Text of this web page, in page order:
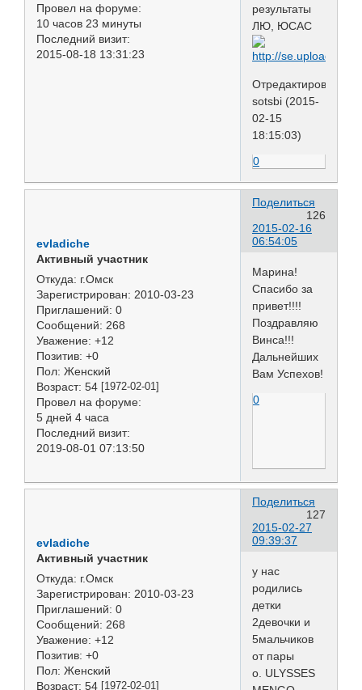
Провел на форуме:
10 часов 23 минуты
Последний визит:
2015-08-18 13:31:23
результаты
ЛЮ, ЮСАС
Отредактировано
sotsbi (2015-
02-15
18:15:03)
0
Поделиться
126
2015-02-16
06:54:05
evladiche
Активный участник
Откуда: г.Омск
Зарегистрирован: 2010-03-23
Приглашений: 0
Сообщений: 268
Уважение: +12
Позитив: +0
Пол: Женский
Возраст: 54 [1972-02-01]
Провел на форуме:
5 дней 4 часа
Последний визит:
2019-08-01 07:13:50
Марина!
Спасибо за
привет!!!!
Поздравляю
Винса!!!
Дальнейших
Вам Успехов!
0
Поделиться
127
2015-02-27
09:39:37
evladiche
Активный участник
Откуда: г.Омск
Зарегистрирован: 2010-03-23
Приглашений: 0
Сообщений: 268
Уважение: +12
Позитив: +0
Пол: Женский
Возраст: 54 [1972-02-01]
у нас
родились
детки
2девочки и
5мальчиков
от пары
о. ULYSSES